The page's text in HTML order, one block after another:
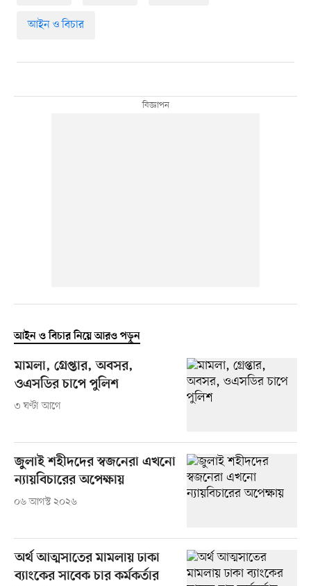
আইন ও বিচার
আইন ও বিচার নিয়ে আরও পড়ুন
মামলা, গ্রেপ্তার, অবসর,
ওএসডির চাপে পুলিশ
৩ ঘণ্টা আগে
জুলাই শহীদদের স্বজনেরা এখনো
ন্যায়বিচারের অপেক্ষায়
০৬ আগস্ট ২০২৬
অর্থ আত্মসাতের মামলায় ঢাকা
ব্যাংকের সাবেক চার কর্মকর্তার